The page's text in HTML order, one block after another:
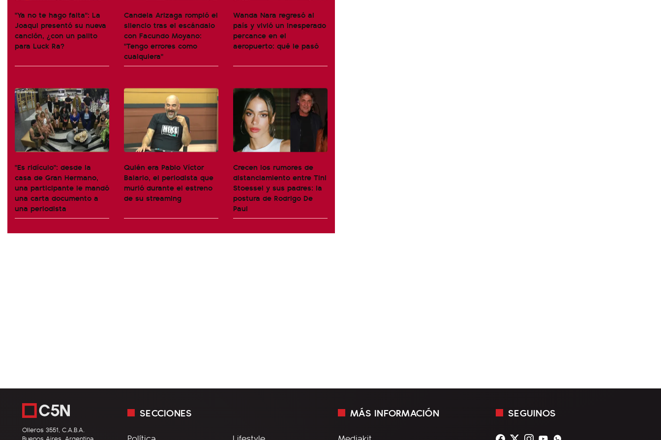
"Ya no te hago falta": La
Joaqui presentó su nueva
canción, ¿con un palito
para Luck Ra?
Candela Arizaga rompió el
silencio tras el escándalo
con Facundo Moyano:
"Tengo errores como
cualquiera"
Wanda Nara regresó al
país y vivió un inesperado
percance en el
aeropuerto: qué le pasó
"Es ridículo": desde la
casa de Gran Hermano,
una participante le mandó
una carta documento a
una periodista
Quién era Pablo Víctor
Balario, el periodista que
murió durante el estreno
de su streaming
Crecen los rumores de
distanciamiento entre Tini
Stoessel y sus padres: la
postura de Rodrigo De
Paul
Olleros 3551, C.A.B.A.
SECCIONES MÁS INFORMACIÓN SEGUINOS